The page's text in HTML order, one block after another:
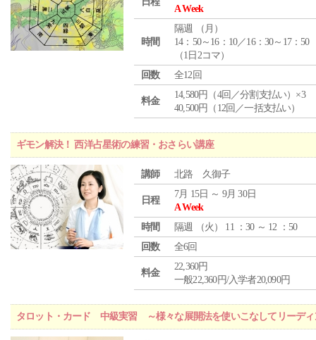
A Week
時間
隔週 （ 月 ）
14：50～16：10／16：30～17：50
（1日2コマ）
回数
全12回
料金
14,580円（4回／分割支払い）×3
40,500円（12回／一括支払い）
ギモン解決！ 西洋占星術の練習・おさらい講座
講師 北路 久御子
日程
7月 15日 ～ 9月 30日
A Week
時間
隔週 （火 ） 11 ：30 ～ 12 ：50
回数
全6回
料金
22,360円
一般22,360円/入学者20,090円
タロット・カード 中級実習 ～様々な展開法を使いこなしてリーディ